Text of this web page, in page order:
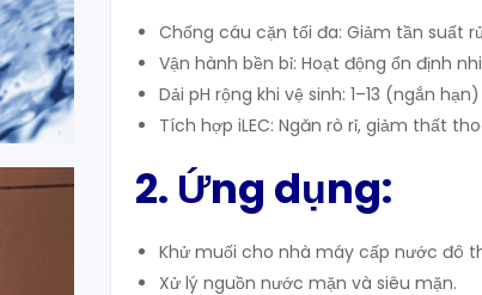
Chống cáu cặn tối đa: Giảm tần suất
Vận hành bền bỉ: Hoạt động ổn định
Dải pH rộng khi vệ sinh: 1–13 (ngắn
Tích hợp iLEC: Ngăn rò rỉ, giảm thất
2. Ứng dụng:
Khử muối cho nhà máy cấp nước đô
Xử lý nguồn nước mặn và siêu mặn.